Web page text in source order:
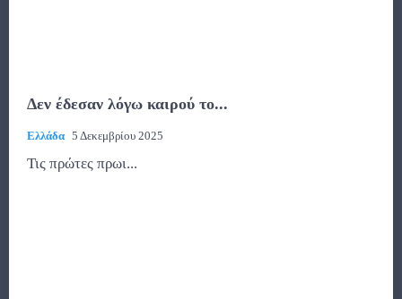
Δεν έδεσαν λόγω καιρού το...
Ελλάδα 5 Δεκεμβρίου 2025
Τις πρώτες πρωι...